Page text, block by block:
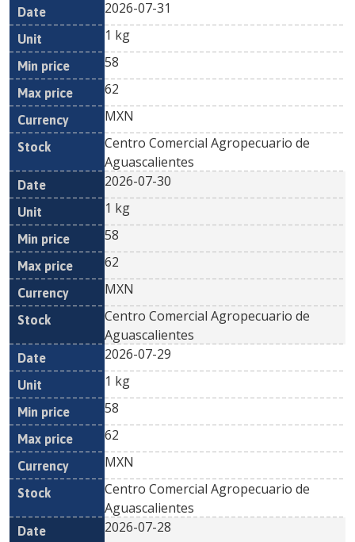
Date Unit
Min
Currency
2026-07-31
1 kg
58
62
MXN
Centro Comercial Agropecuario de
Aguascalientes
2026-07-30
1 kg
58
62
MXN
Centro Comercial Agropecuario de
Aguascalientes
2026-07-29
1 kg
58
62
MXN
Centro Comercial Agropecuario de
Aguascalientes
2026-07-28